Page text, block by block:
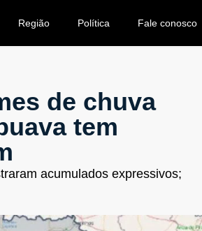
Região Política Fale conosco
de chuva
tem
acumulados expressivos;